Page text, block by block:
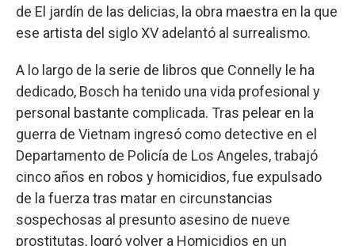
de El jardín de las delicias, la obra maestra en la que
ese artista del siglo XV adelantó al surrealismo.
A lo largo de la serie de libros que Connelly le ha
dedicado, Bosch ha tenido una vida profesional y
personal bastante complicada. Tras pelear en la
guerra de Vietnam ingresó como detective en el
Departamento de Policía de Los Angeles, trabajó
cinco años en robos y homicidios, fue expulsado
de la fuerza tras matar en circunstancias
sospechosas al presunto asesino de nueve
prostitutas, logró volver a Homicidios en un